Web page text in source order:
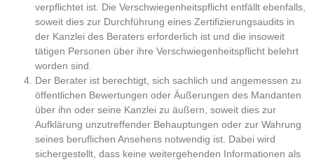
verpflichtet ist. Die Verschwiegenheitspflicht entfällt ebenfalls,
soweit dies zur Durchführung eines Zertifizierungsaudits in
der Kanzlei des Beraters erforderlich ist und die insoweit
tätigen Personen über ihre Verschwiegenheitspflicht belehrt
worden sind.
Der Berater ist berechtigt, sich sachlich und angemessen zu
öffentlichen Bewertungen oder Äußerungen des Mandanten
über ihn oder seine Kanzlei zu äußern, soweit dies zur
Aufklärung unzutreffender Behauptungen oder zur Wahrung
seines beruflichen Ansehens notwendig ist. Dabei wird
sichergestellt, dass keine weitergehenden Informationen als